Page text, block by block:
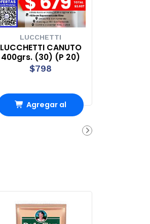
LUCCHETTI
LUCCHETTI CANUTO
400grs. (30) (P 20)
$798
Agregar al